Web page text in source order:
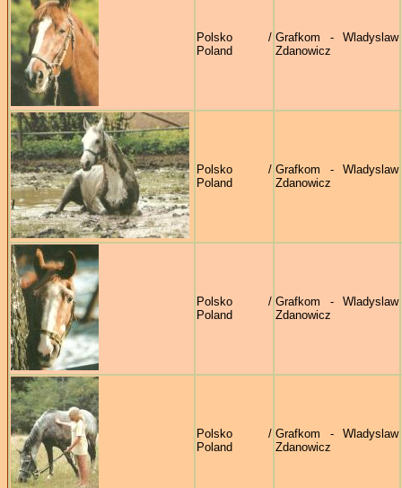
Polsko /
Poland
Grafkom - Wladyslaw
Zdanowicz
Polsko /
Poland
Grafkom - Wladyslaw
Zdanowicz
Polsko /
Poland
Grafkom - Wladyslaw
Zdanowicz
Polsko /
Poland
Grafkom - Wladyslaw
Zdanowicz